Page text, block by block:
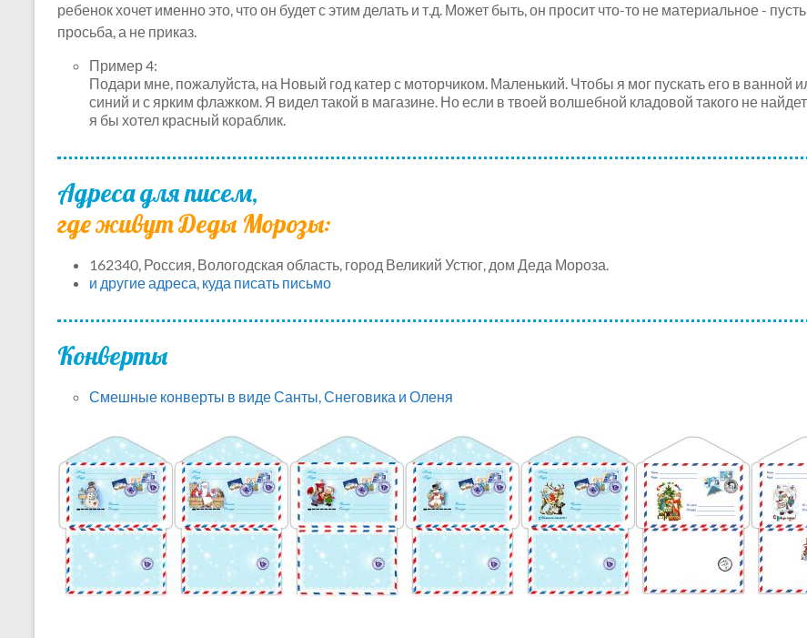
ребенок хочет именно это, что он будет с этим делать и т.д. Может быть, он просит что-то не материальное -
просьба, а не приказ.
Пример 4:
Подари мне, пожалуйста, на Новый год катер с моторчиком. Маленький. Чтобы я мог пускать его в ванной
синий и с ярким флажком. Я видел такой в магазине. Но если в твоей волшебной кладовой такого не
я бы хотел красный кораблик.
Адреса для писем,
где живут Деды Морозы:
162340, Россия, Вологодская область, город Великий Устюг, дом Деда Мороза.
и другие адреса, куда писать письмо
Конверты
Смешные конверты в виде Санты, Снеговика и Оленя